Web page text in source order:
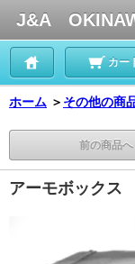
J&A
カー
ホーム ＞ その他の商
前の商品へ
アーモボックス